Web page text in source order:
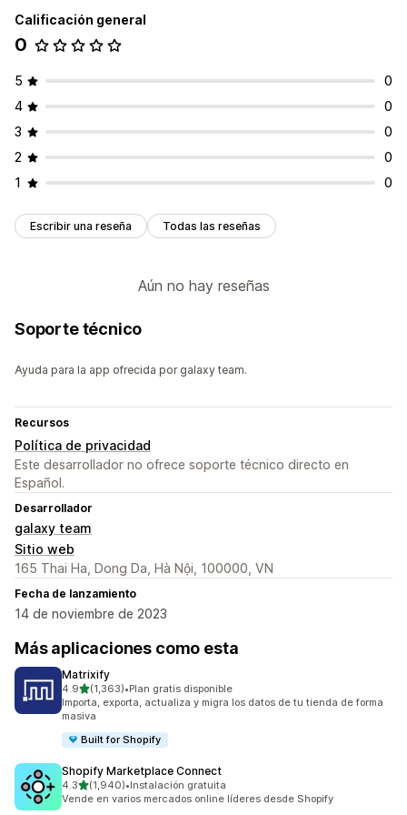
Calificación general
0
5
0
4
0
3
0
2
0
1
0
Escribir una reseña Todas las reseñas
Aún no hay reseñas
Soporte técnico
Ayuda para la app ofrecida por galaxy team.
Recursos
Política de privacidad
Este desarrollador no ofrece soporte técnico directo en
Español.
Desarrollador
galaxy team
Sitio web
165 Thai Ha, Dong Da, Hà Nội, 100000, VN
Fecha de lanzamiento
14 de noviembre de 2023
Más aplicaciones como esta
Matrixify
4.9de 5 estrellas
(1,363)
1363 reseñas en total
•Plan gratis disponible
Importa, exporta, actualiza y migra los datos de tu tienda de forma
masiva
Built for Shopify
Shopify Marketplace Connect
4.3de 5 estrellas
(1,940)
1940 reseñas en total
•Instalación gratuita
Vende en varios mercados online líderes desde Shopify